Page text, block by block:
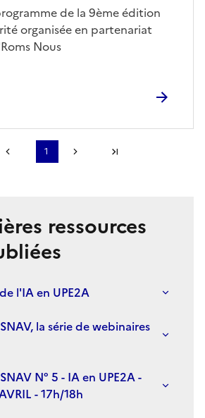
de la 9ème édition
organisée en partenariat
Nous
page
Page précédente
1
Page suivanteDernière page
ressources
l'IA en UPE2A
la série de webinaires
N° 5 - IA en UPE2A -
MERCREDI 15 AVRIL - 17h/18h